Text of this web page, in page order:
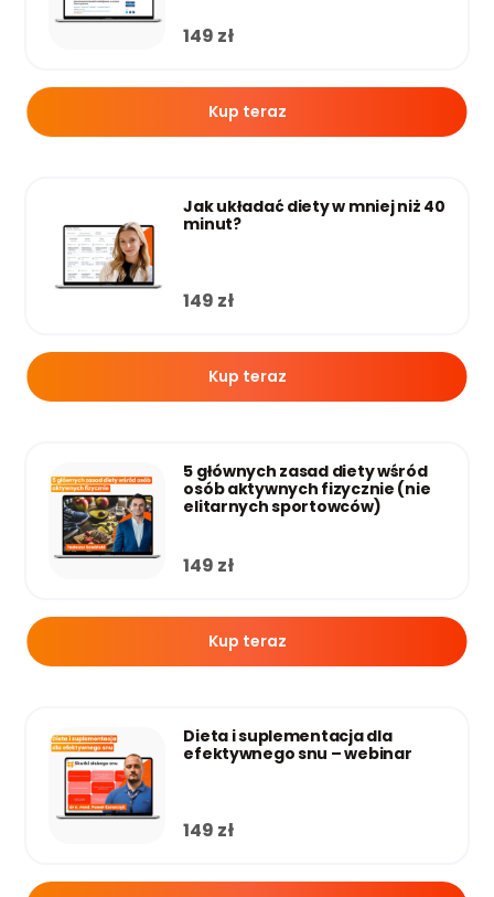
149 zł
Kup teraz
Jak układać diety w mniej niż 40
minut?
149 zł
Kup teraz
5 głównych zasad diety wśród
osób aktywnych fizycznie (nie
elitarnych sportowców)
149 zł
Kup teraz
Dieta i suplementacja dla
efektywnego snu – webinar
149 zł